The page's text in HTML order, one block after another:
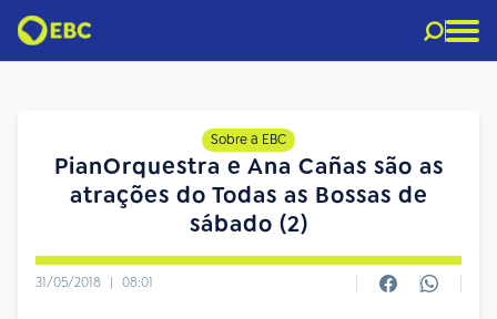
Sobre a EBC
PianOrquestra e Ana Cañas são as
atrações do Todas as Bossas de
sábado (2)
31/05/2018 | 08:01